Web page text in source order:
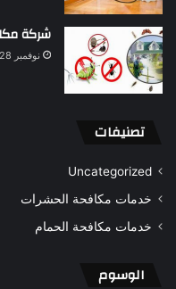
شركة
نوفمبر 28, 2021
تصنيفات
Uncategorized
خدمات مكافحة الحشرات
خدمات مكافحة الحمام
الوسوم